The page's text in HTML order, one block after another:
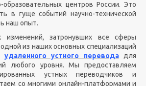
образовательных центров России. Это
в гуще событий научно-технической
наш опыт.
изменений, затронувших все сферы
из наших основных специализаций
удаленного устного переводадля
любого уровня. Мы предоставляем
устных переводчиков и
со многими онлайн-платформами и